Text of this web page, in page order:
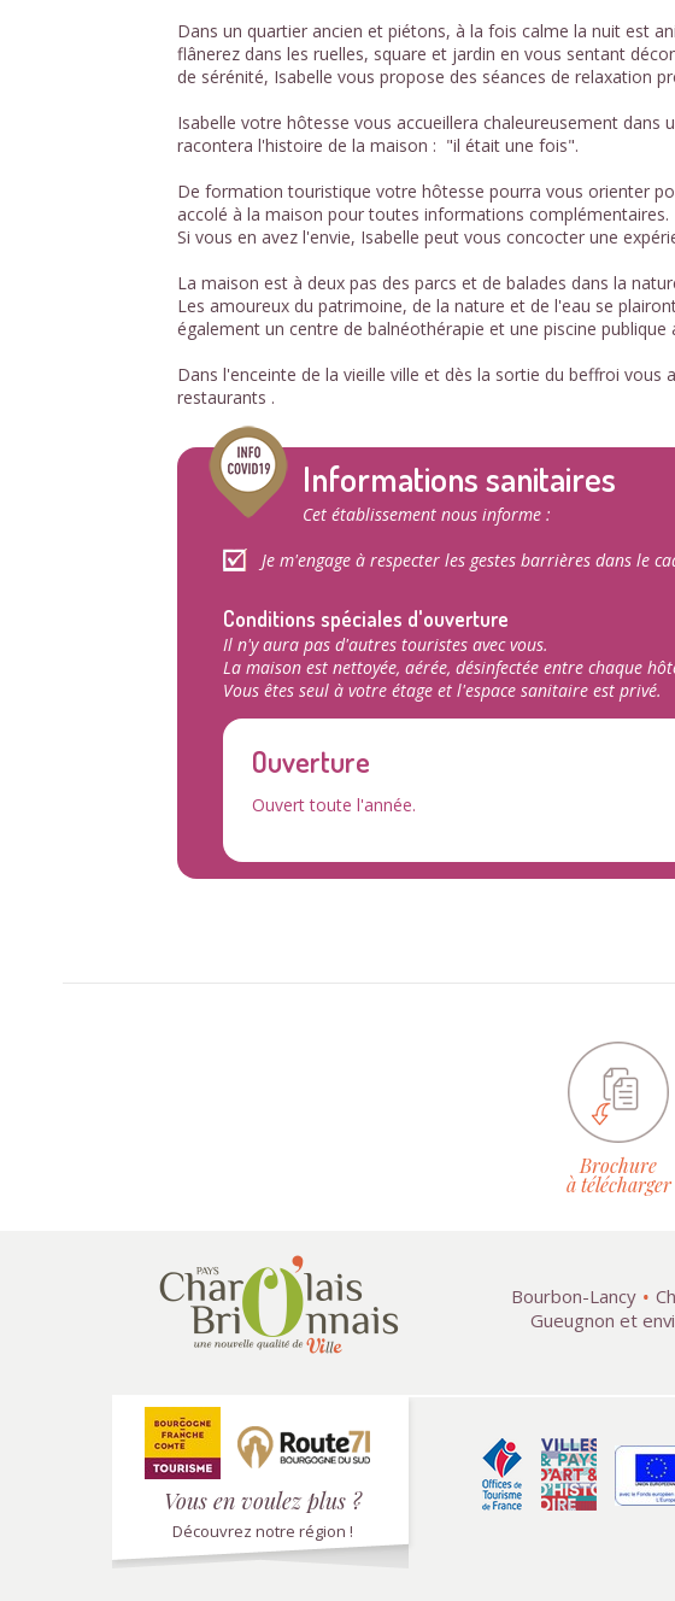
Dans un quartier ancien et piétons, à la fois calme la nuit est
flânerez dans les ruelles, square et jardin en vous sentant
de sérénité, Isabelle vous propose des séances de relaxation
Isabelle votre hôtesse vous accueillera chaleureusement
racontera l'histoire de la maison : "il était une fois".
De formation touristique votre hôtesse pourra vous orienter
accolé à la maison pour toutes informations complémentaires.
Si vous en avez l'envie, Isabelle peut vous concocter une
La maison est à deux pas des parcs et de balades dans la
Les amoureux du patrimoine, de la nature et de l'eau se
également un centre de balnéothérapie et une piscine
Dans l'enceinte de la vieille ville et dès la sortie du beffroi
restaurants .
Informations sanitaires
Cet établissement nous informe :
Je m'engage à respecter les gestes barrières dans le
Conditions spéciales d'ouverture
Il n'y aura pas d'autres touristes avec vous.
La maison est nettoyée, aérée, désinfectée entre chaque
Vous êtes seul à votre étage et l'espace sanitaire est privé.
Ouverture
Ouvert toute l'année.
Brochure
à télécharger
Bourbon-Lancy
Gueugnon et
Vous en voulez plus ?
Découvrez notre région !